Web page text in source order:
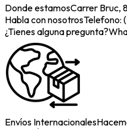
Donde estamosCarrer Bruc,
Habla con nosotrosTelefono:
¿Tienes alguna pregunta?
Envíos Internacionales